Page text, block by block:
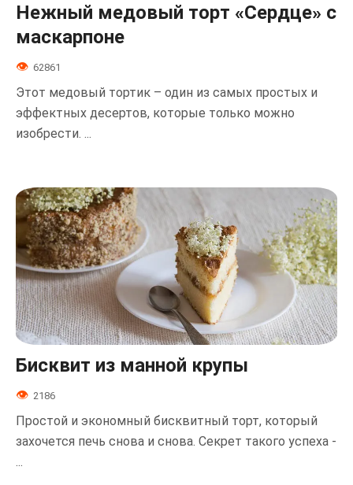
Нежный медовый торт «Сердце» с
маскарпоне
62861
Этот медовый тортик – один из самых простых и
эффектных десертов, которые только можно
изобрести. ...
Бисквит из манной крупы
2186
Простой и экономный бисквитный торт, который
захочется печь снова и снова. Секрет такого успеха -
...